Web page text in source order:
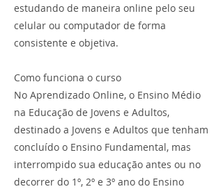
estudando de maneira online pelo seu
celular ou computador de forma
consistente e objetiva.
Como funciona o curso
No Aprendizado Online, o Ensino Médio
na Educação de Jovens e Adultos,
destinado a Jovens e Adultos que tenham
concluído o Ensino Fundamental, mas
interrompido sua educação antes ou no
decorrer do 1º, 2º e 3º ano do Ensino